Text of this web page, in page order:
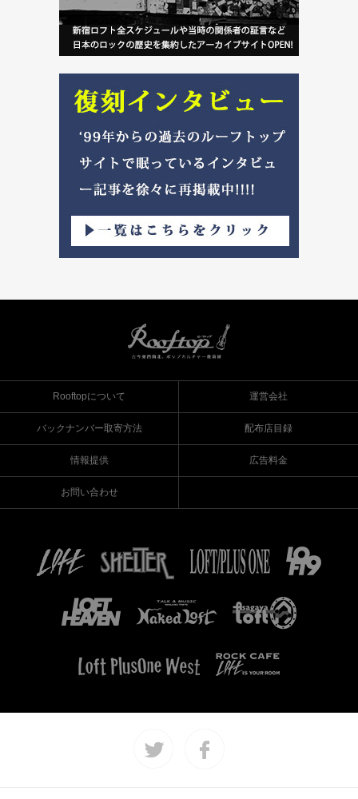
Rooftopについて 運営会社
バックナンバー取寄方法 配布店目録
情報提供 広告料金
お問い合わせ